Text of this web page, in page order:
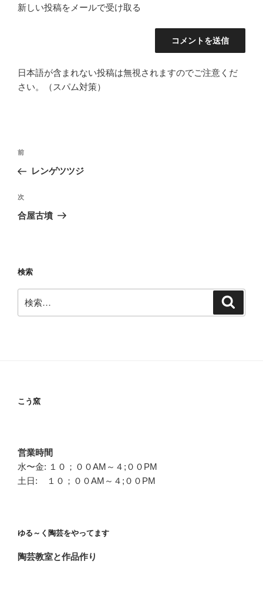
新しい投稿をメールで受け取る
日本語が含まれない投稿は無視されますのでご注意くだ
さい。（スパム対策）
投
ナ
ビ
ゲ
ン
前
の
稿
前
レンゲツツジ
次
の
次
合屋古墳
検索
索:
こう窯
営業時間
水〜金: １０；００AM～４;００PM
土日: １０；００AM～４;００PM
ゆる～く陶芸をやってます
陶芸教室と作品作り